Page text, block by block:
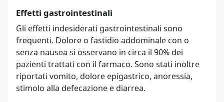
Effetti gastrointestinali
Gli effetti indesiderati gastrointestinali sono
frequenti. Dolore o fastidio addominale con o
senza nausea si osservano in circa il 90% dei
pazienti trattati con il farmaco. Sono stati inoltre
riportati vomito, dolore epigastrico, anoressia,
stimolo alla defecazione e diarrea.